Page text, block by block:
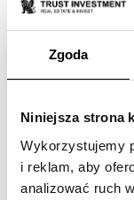
Zgoda
Niniejsza strona
Wykorzystujemy
i reklam, aby
analizować ruch